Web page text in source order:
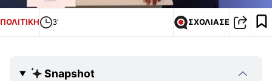
ΠΟΛΙΤΙΚΗ 3' ΣΧΟΛΙΑΣΕ
Snapshot